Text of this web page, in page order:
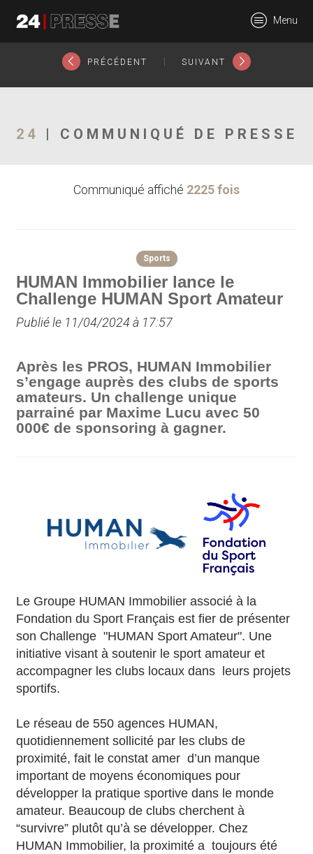
24Presse -
Communiqués de
Menu
PRÉCÉDENT SUIVANT
24 | COMMUNIQUÉ DE PRESSE
Communiqué affiché 2225 fois
Sports
HUMAN Immobilier lance le
Challenge HUMAN Sport Amateur
Publié le 11/04/2024 à 17:57
Après les PROS, HUMAN Immobilier
s’engage auprès des clubs de sports
amateurs. Un challenge unique
parrainé par Maxime Lucu avec 50
000€ de sponsoring à gagner.
Le Groupe HUMAN Immobilier associé à la
Fondation du Sport Français est fier de présenter
son Challenge "HUMAN Sport Amateur". Une
initiative visant à soutenir le sport amateur et
accompagner les clubs locaux dans leurs projets
sportifs.
Le réseau de 550 agences HUMAN,
quotidiennement sollicité par les clubs de
proximité, fait le constat amer d’un manque
important de moyens économiques pour
développer la pratique sportive dans le monde
amateur. Beaucoup de clubs cherchent à
“survivre” plutôt qu’à se développer. Chez
HUMAN Immobilier, la proximité a toujours été